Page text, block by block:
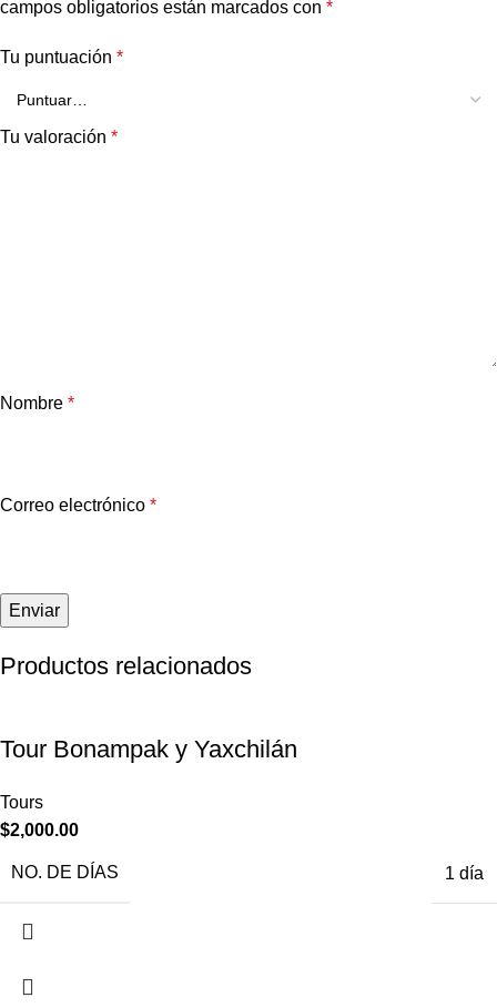
campos obligatorios están marcados con *
Tu puntuación *
Tu valoración *
Nombre *
Correo electrónico *
Productos relacionados
Tour Bonampak y Yaxchilán
Tours
$2,000.00
NO. DE DÍAS 1 día